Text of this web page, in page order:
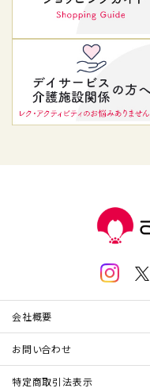
会社概要
お問い合わせ
特定商取引法表示